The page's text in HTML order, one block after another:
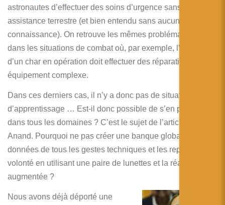
astronautes d’effectuer des soins d’urgence sans aucune
assistance terrestre (et bien entendu sans aucune
connaissance). On retrouve les mêmes problématiques
dans les situations de combat où, par exemple, l’équipage
d’un char en opération doit effectuer des réparations sur un
équipement complexe.
Dans ces derniers cas, il n’y a donc pas de situation
d’apprentissage … Est-il donc possible de s’en passer
dans tous les domaines ? C’est le sujet de l’article de
Anand. Pourquoi ne pas créer une banque globale de
données de tous les gestes techniques et les reproduire à
volonté en utilisant une paire de lunettes et la réalité
augmentée ?
Nous avons déjà déporté une